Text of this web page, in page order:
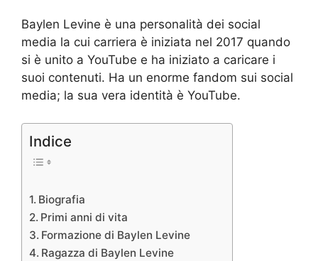
Baylen Levine è una personalità dei social
media la cui carriera è iniziata nel 2017 quando
si è unito a YouTube e ha iniziato a caricare i
suoi contenuti. Ha un enorme fandom sui social
media; la sua vera identità è YouTube.
Indice
Biografia
Primi anni di vita
Formazione di Baylen Levine
Ragazza di Baylen Levine